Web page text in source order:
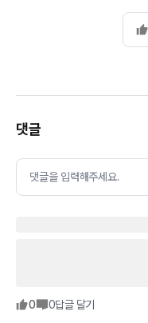
댓글
댓글을 입력해주세요.
0 0답글 달기